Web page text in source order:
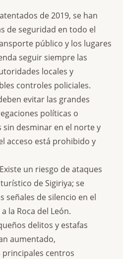
de 2019, se han
de seguridad en todo el
público y los lugares
seguir siempre las
locales y
controles policiales.
evitar las grandes
políticas o
sin desminar en el norte y
acceso está prohibido y
Existe un riesgo de ataques
de Sigiriya; se
señales de silencio en el
la Roca del León.
delitos y estafas
aumentado,
principales centros